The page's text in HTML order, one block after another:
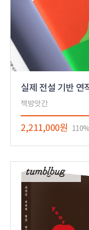
실제 전설 기반 연
책방앗간
2,211,000원 110%